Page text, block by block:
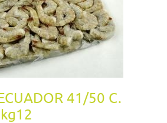
41/50 C.